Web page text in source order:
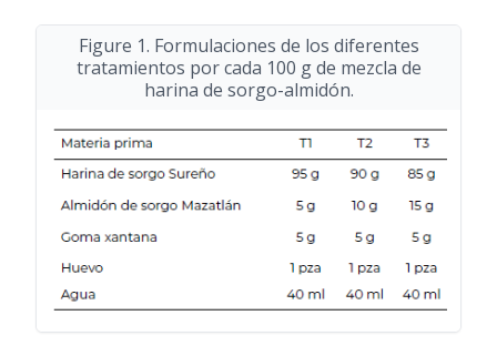
Figure 1. Formulaciones de los diferentes
tratamientos por cada 100 g de mezcla de
harina de sorgo-almidón.